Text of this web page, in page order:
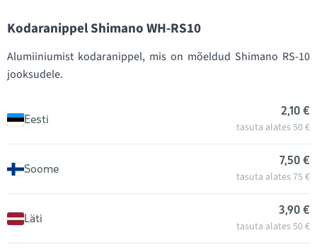
Kodaranippel Shimano WH-RS10
Alumiiniumist kodaranippel, mis on mõeldud Shimano RS-10
jooksudele.
Eesti
2,10 €
tasuta alates 50 €
Soome
7,50 €
tasuta alates 75 €
Läti
3,90 €
tasuta alates 50 €